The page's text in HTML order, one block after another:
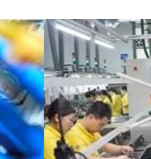
KONTROL
BIZIMLE
ILETIŞIME
GEÇIN